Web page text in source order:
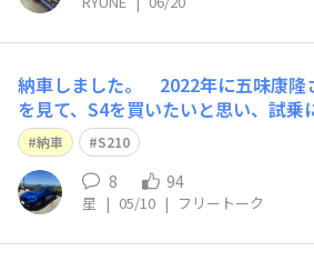
納車しました。​ 2022年に五味康隆
を見て、S4を買いたいと思い、試乗
にハートを射抜かれて、恋焦がれる
私と縁のあるS4（S210）に巡り合う
バルの皆様方、素敵な車を作ってく
ざいます😊 これから
納車 S210
8 94
星 | 05/10 | フリートーク